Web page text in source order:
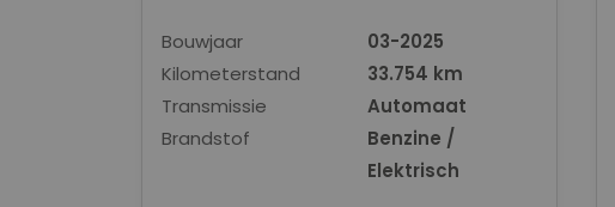
Bouwjaar
03-2025
Kilometerstand
33.754 km
Transmissie
Automaat
Brandstof
Benzine /
Elektrisch